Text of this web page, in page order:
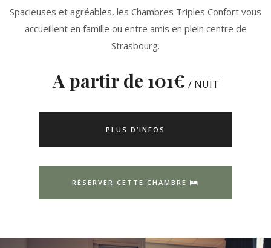
Spacieuses et agréables, les Chambres Triples Confort vous
accueillent en famille ou entre amis en plein centre de
Strasbourg.
A partir de 101€ / NUIT
PLUS D’INFOS
RÉSERVER CETTE CHAMBRE